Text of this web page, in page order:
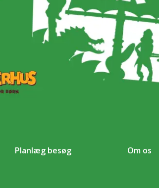
Planlæg besøg Om os